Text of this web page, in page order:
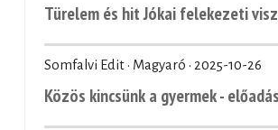
Türelem és hit Jókai felekezeti
Somfalvi Edit · Magyaró · 2025-10-26
Közös kincsünk a gyermek -